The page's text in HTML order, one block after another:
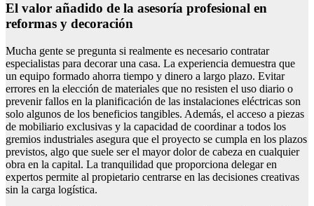
El valor añadido de la asesoría profesional en
reformas y decoración
Mucha gente se pregunta si realmente es necesario contratar
especialistas para decorar una casa. La experiencia demuestra que
un equipo formado ahorra tiempo y dinero a largo plazo. Evitar
errores en la elección de materiales que no resisten el uso diario o
prevenir fallos en la planificación de las instalaciones eléctricas son
solo algunos de los beneficios tangibles. Además, el acceso a piezas
de mobiliario exclusivas y la capacidad de coordinar a todos los
gremios industriales asegura que el proyecto se cumpla en los plazos
previstos, algo que suele ser el mayor dolor de cabeza en cualquier
obra en la capital. La tranquilidad que proporciona delegar en
expertos permite al propietario centrarse en las decisiones creativas
sin la carga logística.